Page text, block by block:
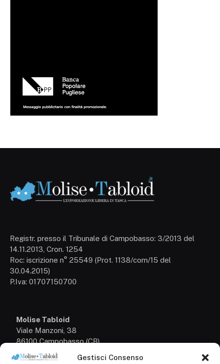
Gestisci Consenso
Registr. presso il Tribunale di Campobasso: 3/2013 del
14.11.2013, Cron. 1254
Roc: iscrizione n° 25549 (Prot. 1138/com/15 del
30.04.2015)
P.Iva: 01707150700
Molise Tabloid
Viale Manzoni, 38
86100 Campobasso (CB)